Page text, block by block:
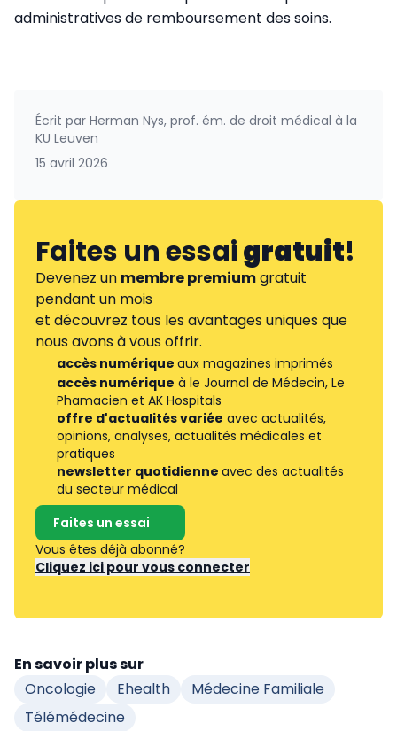
administratives de remboursement des soins.
Écrit par Herman Nys, prof. ém. de droit médical à la
KU Leuven
15 avril 2026
Faites un essaigratuit!
Devenez un membre premiumgratuit
pendant un mois
et découvrez tous les avantages uniques que
nous avons à vous offrir.
accès numérique aux magazines imprimés
accès numérique à le Journal de Médecin, Le
Phamacien et AK Hospitals
offre d'actualités variée avec actualités,
opinions, analyses, actualités médicales et
pratiques
newsletter quotidienne avec des actualités
du secteur médical
Faites un essai
Vous êtes déjà abonné?
Cliquez ici pour vous connecter
En savoir plus sur
Oncologie
Ehealth
Médecine Familiale
Télémédecine